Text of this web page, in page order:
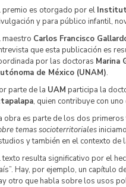
premio es otorgado por el
y para público infantil,
maestro Carlos Francisco
que esta publicación es
por las doctoras Marina
de México (UNAM).
parte de la UAM participa la
, quien contribuye con
obra es parte de los dos
temas socioterritoriales
y también en el contexto de
texto resulta significativo por el
Hay, por ejemplo, un capítulo
otro que habla sobre los usos